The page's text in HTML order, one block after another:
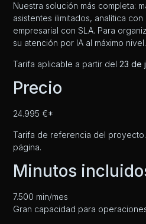
Nuestra solución más completa:
asistentes ilimitados, analítica
empresarial con SLA. Para
su atención por IA al máximo nivel.
Tarifa aplicable a partir del 23 de
Precio
24.995 €*
Tarifa de referencia del
página.
Minutos
7.500 min/mes
Gran capacidad para